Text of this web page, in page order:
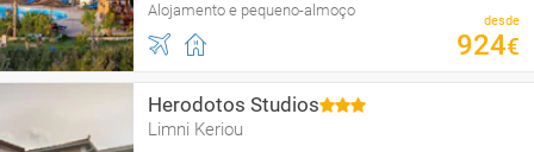
Alojamento e pequeno-almoço
desde
924€
Herodotos Studios
Limni Keriou